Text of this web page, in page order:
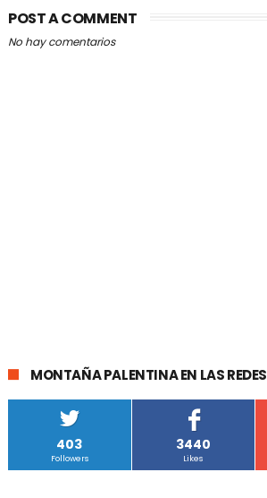
POST A COMMENT
No hay comentarios
MONTAÑA PALENTINA EN LAS REDES
403
Followers
3440
Likes